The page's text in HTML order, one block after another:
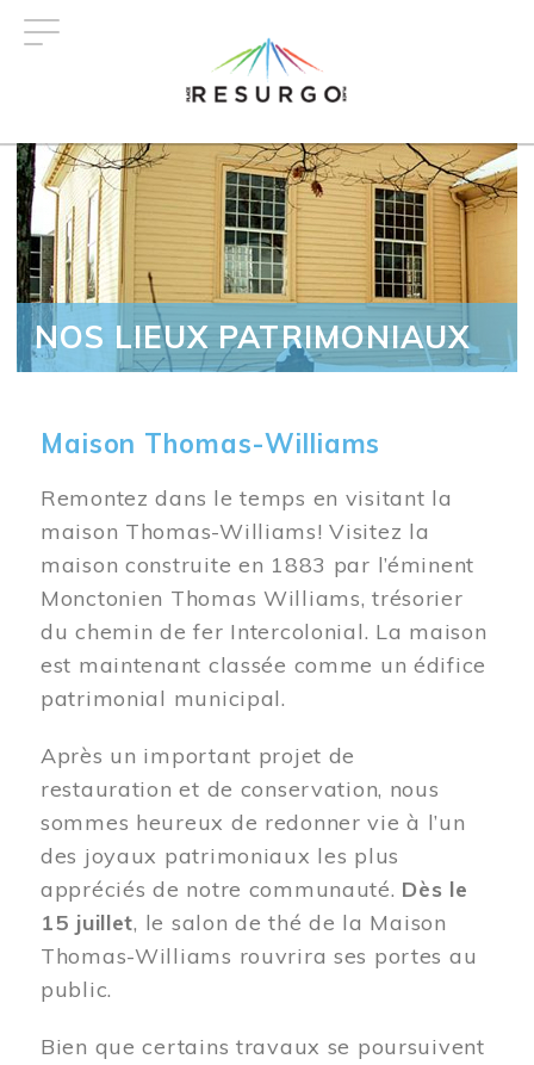
NOS LIEUX PATRIMONIAUX
Maison Thomas-Williams
Remontez dans le temps en visitant la
maison Thomas-Williams! Visitez la
maison construite en 1883 par l’éminent
Monctonien Thomas Williams, trésorier
du chemin de fer Intercolonial. La maison
est maintenant classée comme un édifice
patrimonial municipal.
Après un important projet de
restauration et de conservation, nous
sommes heureux de redonner vie à l’un
des joyaux patrimoniaux les plus
appréciés de notre communauté. Dès le
15 juillet, le salon de thé de la Maison
Thomas-Williams rouvrira ses portes au
public.
Bien que certains travaux se poursuivent